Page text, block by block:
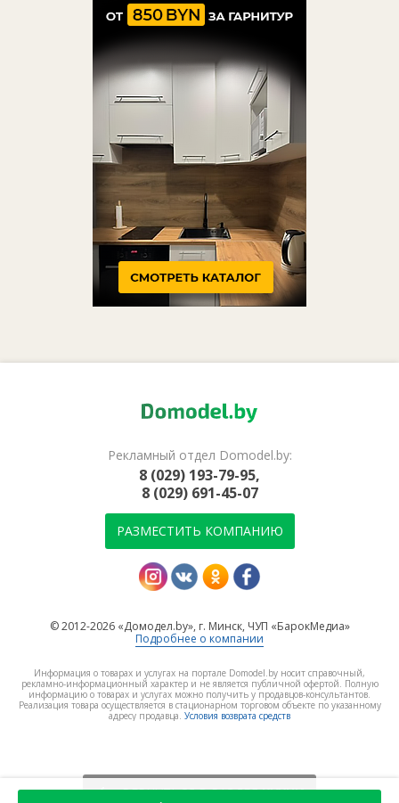
Рекламный отдел Domodel.by:
8 (029) 193-79-95,
8 (029) 691-45-07
РАЗМЕСТИТЬ КОМПАНИЮ
© 2012-2026 «Домодел.by», г. Минск, ЧУП «БарокМедиа»
Подробнее о компании
Информация о товарах и услугах на портале Domodel.by носит справочный,
рекламно-информационный характер и не является публичной офертой. Полную
информацию о товарах и услугах можно получить у продавцов-консультантов.
Реализация товара осуществляется в стационарном торговом объекте по указанному
адресу продавца. Условия возврата средств
ВЕРНУТЬСЯ В РАЗДЕЛКУХНИ